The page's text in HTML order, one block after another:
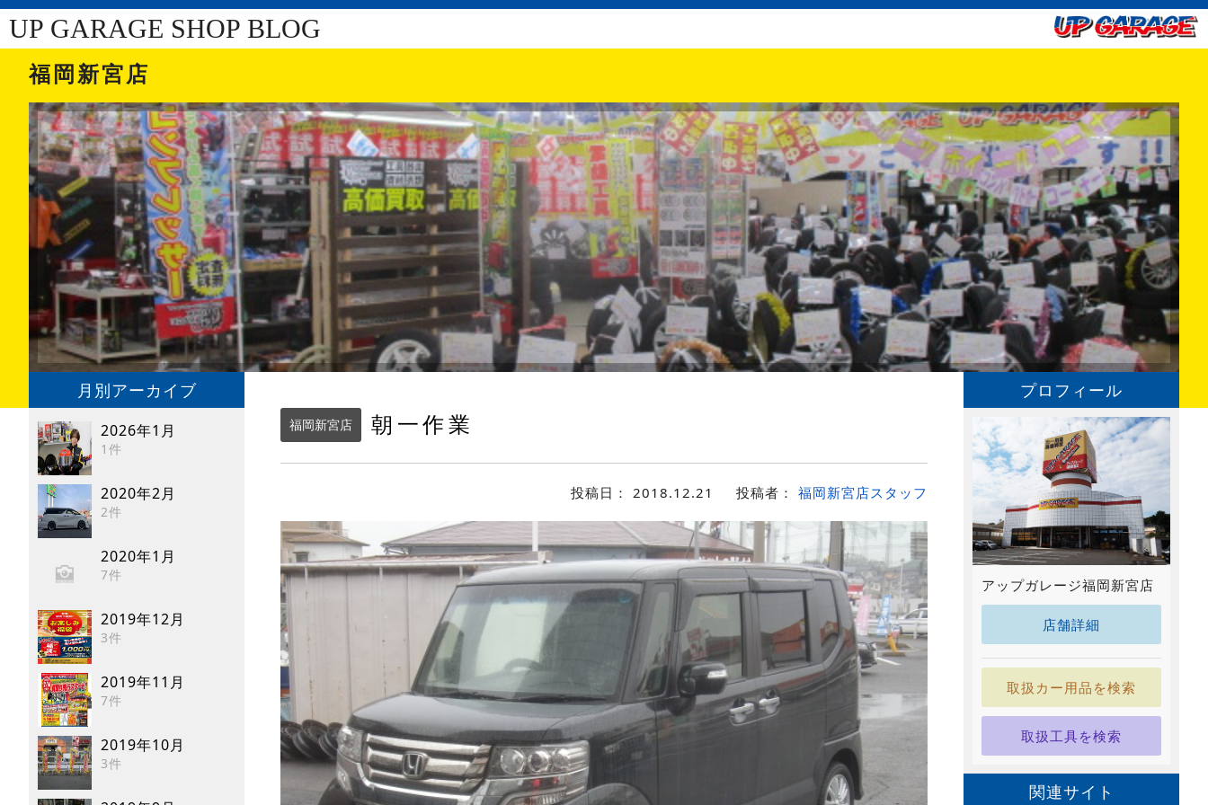
UP GARAGE SHOP BLOG
福岡新宮店
月別アーカイブ
2026年1月
1件
2020年2月
2件
2020年1月
7件
2019年12月
3件
2019年11月
7件
2019年10月
3件
福岡新宮店 朝一作業
投稿日： 2018.12.21 投稿者： 福岡新宮店スタッフ
プロフィール
アップガレージ福岡新宮店
店舗詳細
取扱カー用品を検索
取扱工具を検索
関連サイト